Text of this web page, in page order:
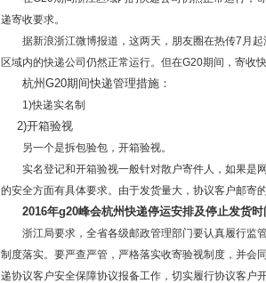
递寄收要求。
据新浪浙江微博报道，这两天，朋友圈在热传7月起
区域内的快递公司仍然正常运行。但在G20期间，寄收
杭州G20期间快递管理措施：
1)快递实名制
2)开箱验视
另一个是拆包验包，开箱验视。
实名登记和开箱验视一般针对散户寄件人，如果是网
的安全方面有具体要求。由于发货量大，协议客户邮寄
2016年g20峰会杭州快递停运安排及停止发货时
浙江局要求，全省各级邮政管理部门要认真履行监管
制度落实。要严查严管，严格落实收寄验视制度，并会
递协议客户安全保障协议报备工作，切实履行协议客户